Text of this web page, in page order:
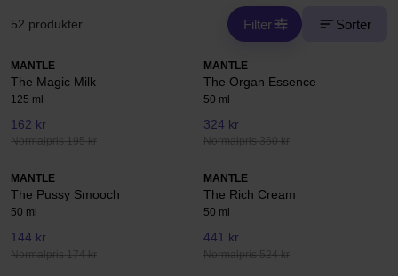
52 produkter Filter Sorter
MANTLE
The Magic Milk
125 ml
162 kr
Normalpris 195 kr
MANTLE
The Organ Essence
50 ml
324 kr
Normalpris 360 kr
MANTLE
The Pussy Smooch
50 ml
144 kr
Normalpris 174 kr
MANTLE
The Rich Cream
50 ml
441 kr
Normalpris 524 kr